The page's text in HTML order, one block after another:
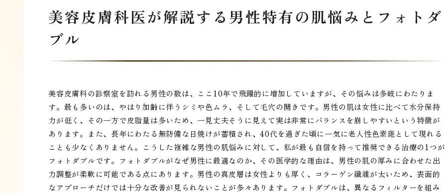
美容皮膚科医が解説する男性特有の肌悩みとフォトダ
ブル
美容皮膚科の診察室を訪れる男性の数は、ここ10年で飛躍的に増加していますが、その悩みは多岐にわたりま
す。最も多いのは、やはり加齢に伴うシミや色ムラ、そして毛穴の開きです。男性の肌は女性に比べて水分保持
力が低く、その一方で皮脂量は多いため、一見丈夫そうに見えて実は非常にバランスを崩しやすいという特徴が
あります。また、長年にわたる無防備な日焼けが蓄積され、40代を過ぎた頃に一気に老人性色素斑として現れる
ことも少なくありません。こうした複雑な男性の肌悩みに対して、私が最も自信を持って推奨できる治療の1つが
フォトダブルです。フォトダブルがなぜ男性に最適なのか、その医学的な理由は、男性の肌の厚みに合わせた出
力調整が柔軟に可能である点にあります。男性の真皮層は女性よりも厚く、コラーゲン繊維が太いため、表面的
なアプローチだけでは十分な改善が見られないことが多々あります。フォトダブルは、異なるフィルターを組み